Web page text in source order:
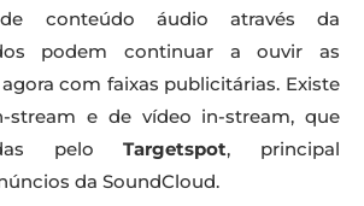
conteúdo áudio através da
podem continuar a ouvir as
com faixas publicitárias. Existe
stream e de vídeo in-stream, que
peloTargetspot, principal
da SoundCloud.